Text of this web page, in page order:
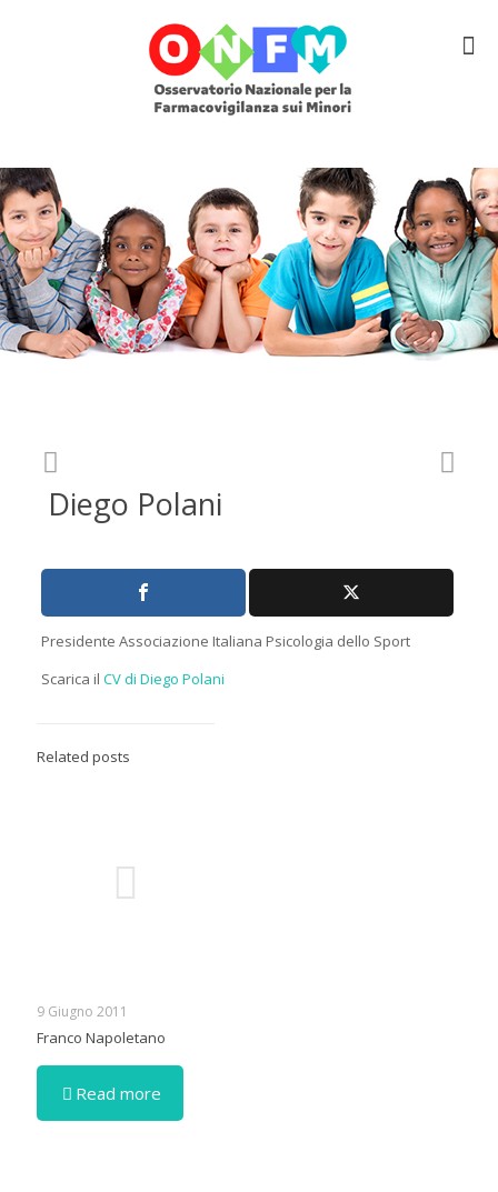
Diego Polani
Presidente Associazione Italiana Psicologia dello Sport
Scarica il CV di Diego Polani
Related posts
9 Giugno 2011
Franco Napoletano
Read more